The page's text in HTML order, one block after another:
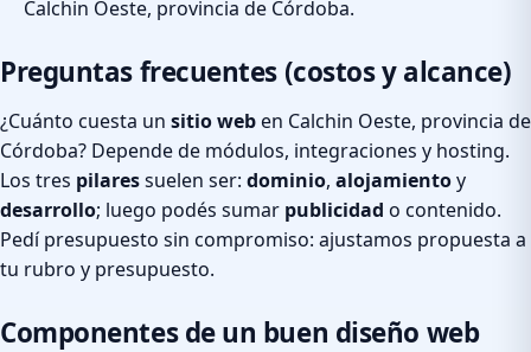
Calchin Oeste, provincia de Córdoba.
Preguntas frecuentes (costos y alcance)
¿Cuánto cuesta un sitio weben Calchin Oeste, provincia de
Córdoba? Depende de módulos, integraciones y hosting.
Los tres pilaressuelen ser: dominio, alojamientoy
desarrollo; luego podés sumar publicidad o contenido.
Pedí presupuesto sin compromiso: ajustamos propuesta a
tu rubro y presupuesto.
Componentes de un buen diseño web